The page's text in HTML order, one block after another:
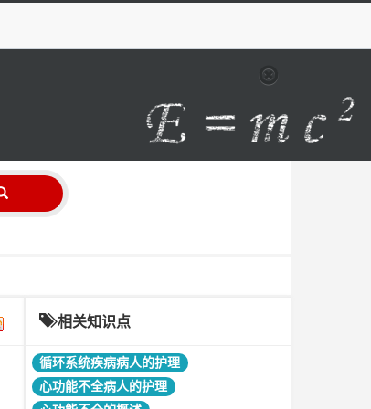
相关知识点
循环系统疾病病人的护理
心功能不全病人的护理